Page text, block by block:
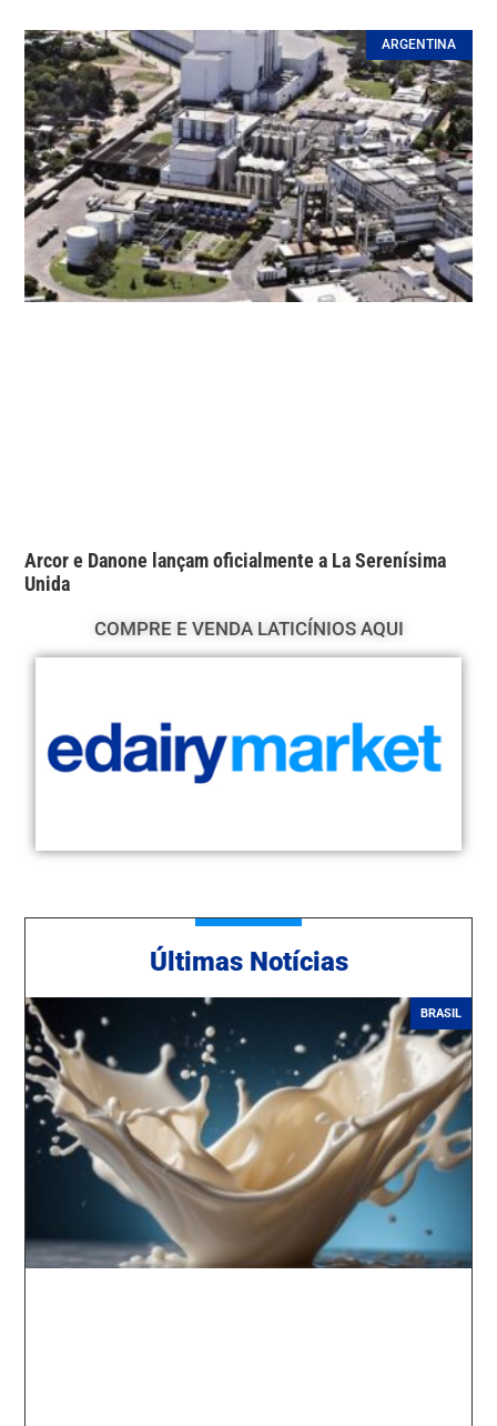
ARGENTINA
Arcor e Danone lançam oficialmente a La Serenísima
Unida
COMPRE E VENDA LATICÍNIOS AQUI
Ú ltimas Notícias
BRASIL